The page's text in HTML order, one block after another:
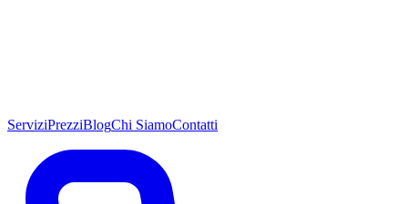
ServiziPrezziBlogChi SiamoContatti